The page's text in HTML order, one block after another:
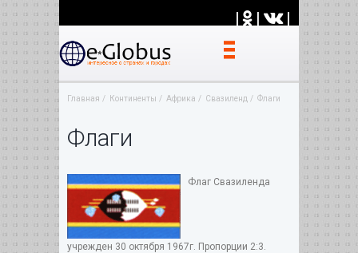
| | |
Главная Континенты Африка Свазиленд Флаги
Флаги
Флаг Свазиленда
учрежден 30 октября 1967г. Пропорции 2:3.